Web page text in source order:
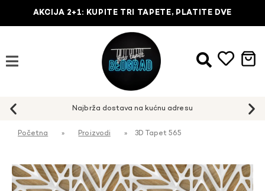
AKCIJA 2+1: KUPITE TRI TAPETE, PLATITE DVE
Najbrža dostava na kućnu adresu
Početna » Proizvodi » 3D Tapet 565